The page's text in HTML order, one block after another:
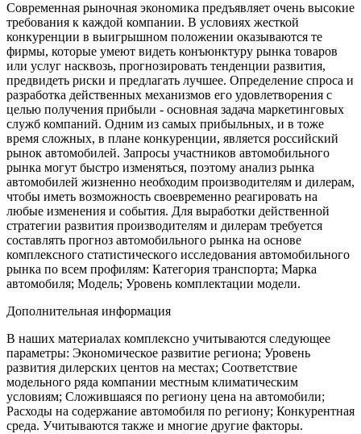
Современная рыночная экономика предъявляет очень высокие
требования к каждой компании. В условиях жесткой
конкуренции в выигрышном положении оказываются те
фирмы, которые умеют видеть конъюнктуру рынка товаров
или услуг насквозь, прогнозировать тенденции развития,
предвидеть риски и предлагать лучшее. Определение спроса и
разработка действенных механизмов его удовлетворения с
целью получения прибыли - основная задача маркетинговых
служб компаний. Одним из самых прибыльных, и в тоже
время сложных, в плане конкуренции, является российский
рынок автомобилей. Запросы участников автомобильного
рынка могут быстро изменяться, поэтому анализ рынка
автомобилей жизненно необходим производителям и дилерам,
чтобы иметь возможность своевременно реагировать на
любые изменения и события. Для выработки действенной
стратегии развития производителям и дилерам требуется
составлять прогноз автомобильного рынка на основе
комплексного статистического исследования автомобильного
рынка по всем профилям: Категория транспорта; Марка
автомобиля; Модель; Уровень комплектации модели.
Дополнительная информация
В наших материалах комплексно учитываются следующее
параметры: Экономическое развитие региона; Уровень
развития дилерских центов на местах; Соответствие
модельного ряда компании местным климатическим
условиям; Сложившаяся по региону цена на автомобили;
Расходы на содержание автомобиля по региону; Конкурентная
среда. Учитываются также и многие другие факторы.